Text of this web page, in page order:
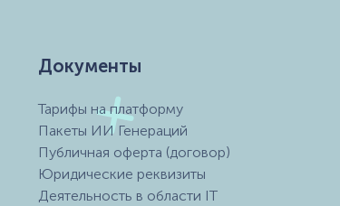
Документы
Тарифы на платформу
Пакеты ИИ Генераций
Публичная оферта (договор)
Юридические реквизиты
Деятельность в области IT